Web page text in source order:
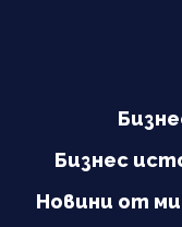
Бизнес
Новини от